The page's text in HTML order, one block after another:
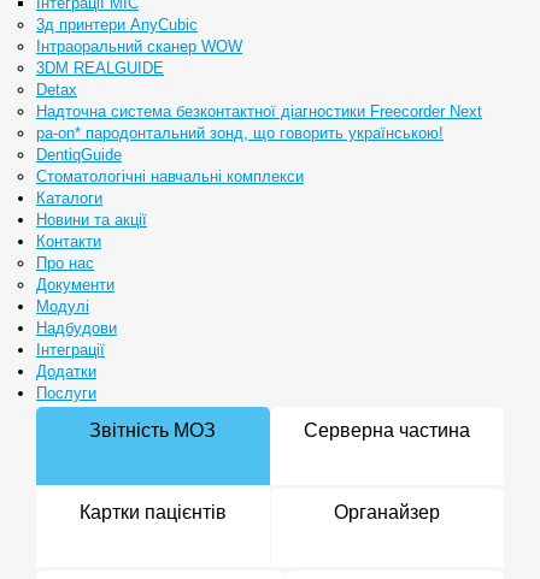
3д принтери AnyCubic
Інтраоральний сканер WOW
3DM REALGUIDE
Detax
Надточна система безконтактної діагностики Freecorder Next
pa-on* пародонтальний зонд, що говорить українською!
DentiqGuide
Стоматологічні навчальні комплекси
Каталоги
Новини та акції
Контакти
Про нас
Документи
Модулі
Надбудови
Інтеграції
Додатки
Послуги
Звітність МОЗ Серверна частина
Картки пацієнтів Органайзер